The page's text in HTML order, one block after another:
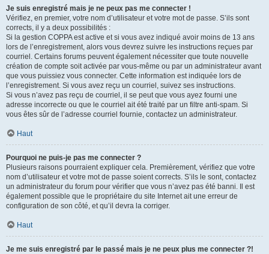
Je suis enregistré mais je ne peux pas me connecter !
Vérifiez, en premier, votre nom d’utilisateur et votre mot de passe. S’ils sont
corrects, il y a deux possibilités :
Si la gestion COPPA est active et si vous avez indiqué avoir moins de 13 ans
lors de l’enregistrement, alors vous devrez suivre les instructions reçues par
courriel. Certains forums peuvent également nécessiter que toute nouvelle
création de compte soit activée par vous-même ou par un administrateur avant
que vous puissiez vous connecter. Cette information est indiquée lors de
l’enregistrement. Si vous avez reçu un courriel, suivez ses instructions.
Si vous n’avez pas reçu de courriel, il se peut que vous ayez fourni une
adresse incorrecte ou que le courriel ait été traité par un filtre anti-spam. Si
vous êtes sûr de l’adresse courriel fournie, contactez un administrateur.
Haut
Pourquoi ne puis-je pas me connecter ?
Plusieurs raisons pourraient expliquer cela. Premièrement, vérifiez que votre
nom d’utilisateur et votre mot de passe soient corrects. S’ils le sont, contactez
un administrateur du forum pour vérifier que vous n’avez pas été banni. Il est
également possible que le propriétaire du site Internet ait une erreur de
configuration de son côté, et qu’il devra la corriger.
Haut
Je me suis enregistré par le passé mais je ne peux plus me connecter ?!